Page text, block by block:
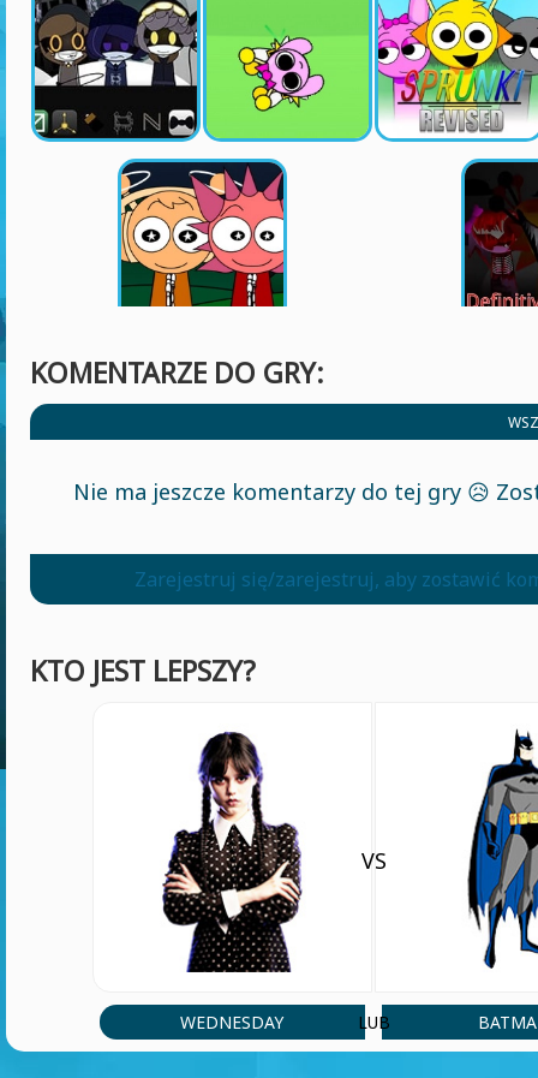
KOMENTARZE DO GRY:
Nie ma jeszcze komentarzy do tej gry 😥
Zarejestruj się/zarejestruj, aby zostawić
KTO JEST LEPSZY?
WEDNESDAY
VS
LUB